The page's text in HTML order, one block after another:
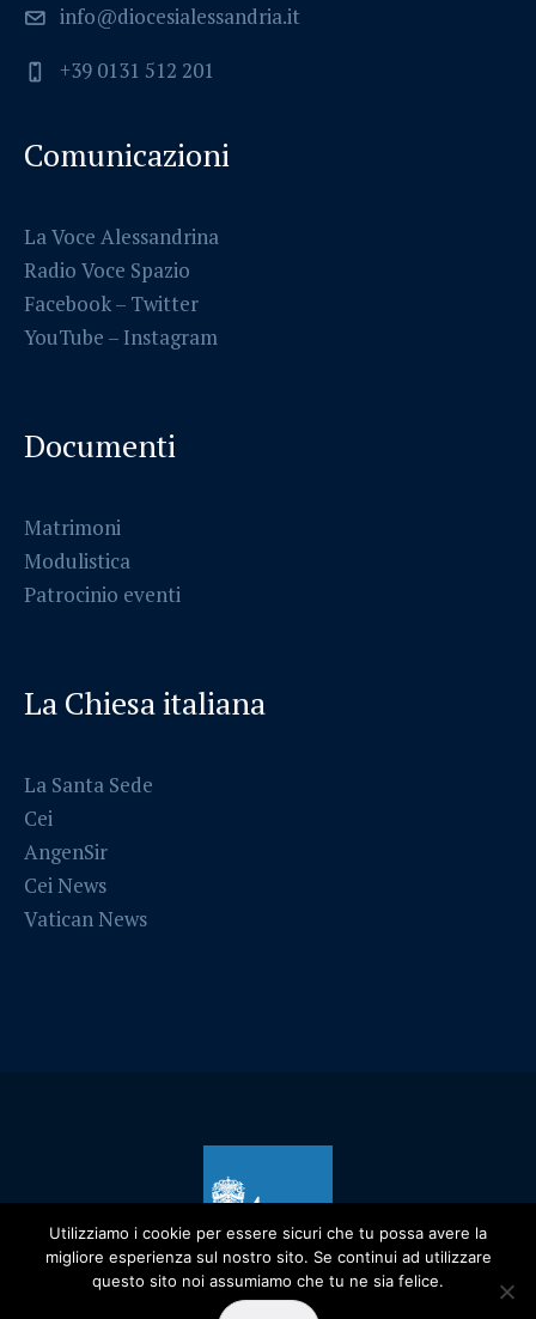
info@diocesialessandria.it
+39 0131 512 201
Comunicazioni
La Voce Alessandrina
Radio Voce Spazio
Facebook– Twitter
YouTube – Instagram
Documenti
Matrimoni
Modulistica
Patrocinio eventi
La Chiesa italiana
La Santa Sede
Cei
AngenSir
Cei News
Vatican News
Utilizziamo i cookie per essere sicuri che tu possa avere la
migliore esperienza sul nostro sito. Se continui ad utilizzare
questo sito noi assumiamo che tu ne sia felice.